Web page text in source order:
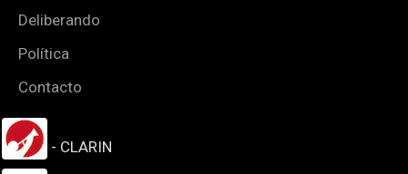
Deliberando
Política
Contacto
- CLARIN